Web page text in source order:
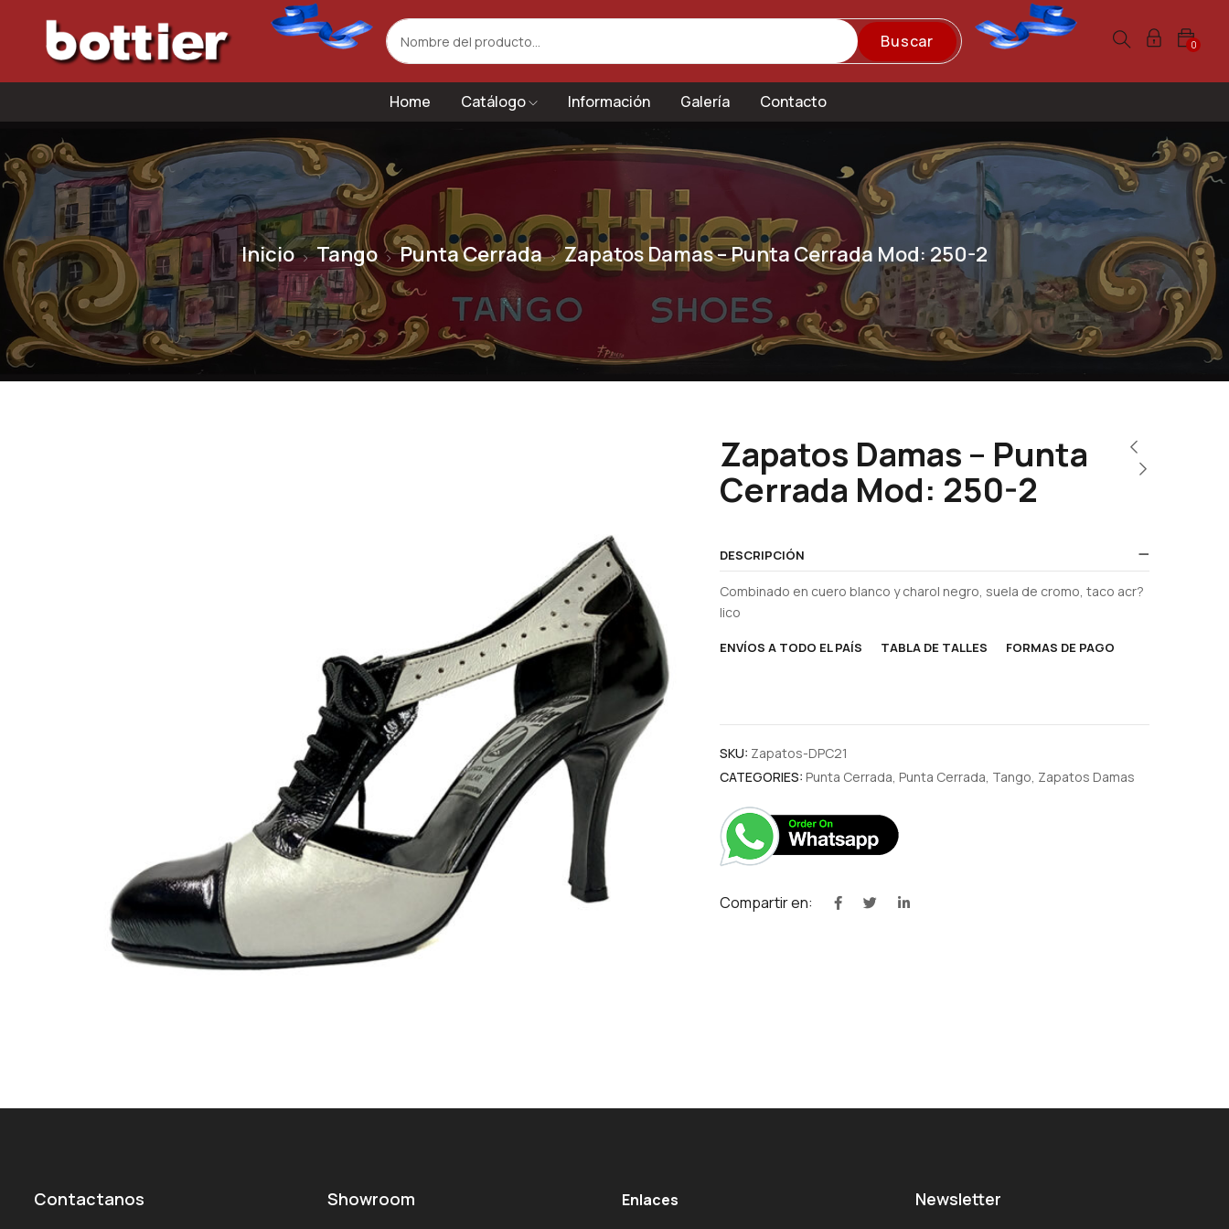
Buscar 0
Home Catálogo Información Galería Contacto
Inicio Tango Punta Cerrada Zapatos Damas – Punta Cerrada Mod: 250-2
Zapatos Damas – Punta
Cerrada Mod: 250-2
DESCRIPCIÓN
Combinado en cuero blanco y charol negro, suela de cromo, taco acr?
lico
ENVÍOS A TODO EL PAÍS TABLA DE TALLES FORMAS DE PAGO
SKU: Zapatos-DPC21
CATEGORIES: Punta Cerrada, Punta Cerrada, Tango, Zapatos Damas
Compartir en:
Contactanos Showroom Enlaces Newsletter